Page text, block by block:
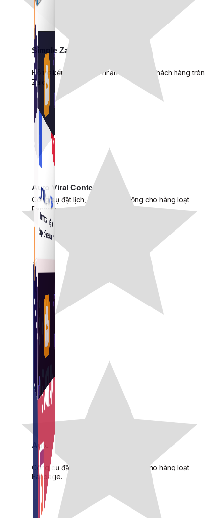
Auto Viral Content
Công cụ đặt lịch, đăng bài tự động cho hàng loạt
Fanpage.
Simple Zalo
Hỗ trợ kết bạn, gửi tin nhắn chăm sóc khách hàng trên
Zalo.
Auto Viral Content
Công cụ đặt lịch, đăng bài tự động cho hàng loạt
Fanpage.